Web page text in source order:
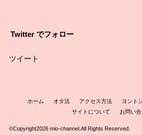
Twitter でフォロー
ツイート
ホーム オタ活 アクセス方法 ヨント
サイトについて
お問い
©Copyright2026 mio-channel .All Rights Reserved.